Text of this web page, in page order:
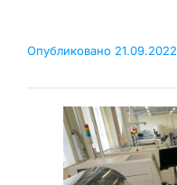
Опубликовано 21.09.2022